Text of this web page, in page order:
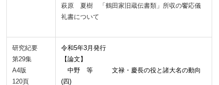
萩原 夏樹 「鶴田家旧蔵伝書類」所収の饗応儀
礼書について
研究紀要
第29集
A4版
120頁
令和5年3月発行
【論文】
中野 等 文禄・慶長の役と諸大名の動向
(四)